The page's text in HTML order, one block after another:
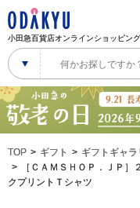
小田急百貨店オンラインショッピング
TOP ギフト
ギフトギャ
［ＣＡＭＳＨＯＰ．ＪＰ
クプリントＴシャツ